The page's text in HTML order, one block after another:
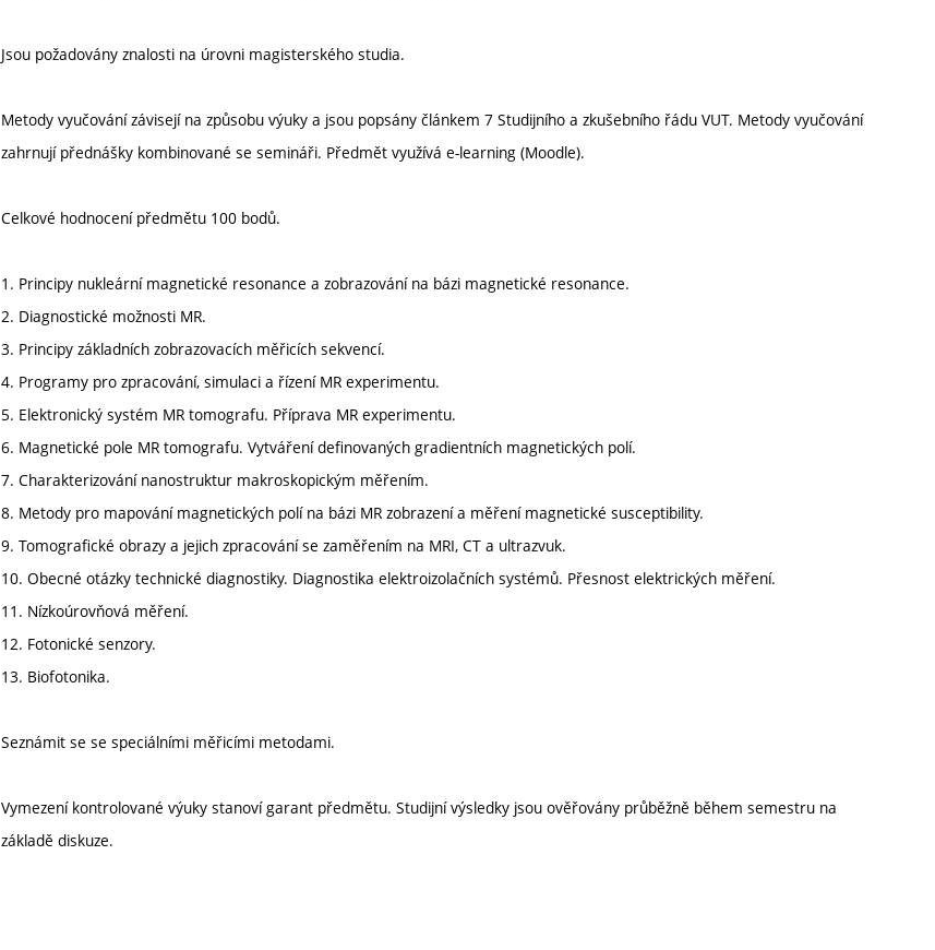
Jsou požadovány znalosti na úrovni magisterského studia.
Metody vyučování závisejí na způsobu výuky a jsou popsány článkem 7 Studijního a zkušebního řádu VUT. Metody vyučování
zahrnují přednášky kombinované se semináři. Předmět využívá e-learning (Moodle).
Celkové hodnocení předmětu 100 bodů.
1. Principy nukleární magnetické resonance a zobrazování na bázi magnetické resonance.
2. Diagnostické možnosti MR.
3. Principy základních zobrazovacích měřicích sekvencí.
4. Programy pro zpracování, simulaci a řízení MR experimentu.
5. Elektronický systém MR tomografu. Příprava MR experimentu.
6. Magnetické pole MR tomografu. Vytváření definovaných gradientních magnetických polí.
7. Charakterizování nanostruktur makroskopickým měřením.
8. Metody pro mapování magnetických polí na bázi MR zobrazení a měření magnetické susceptibility.
9. Tomografické obrazy a jejich zpracování se zaměřením na MRI, CT a ultrazvuk.
10. Obecné otázky technické diagnostiky. Diagnostika elektroizolačních systémů. Přesnost elektrických měření.
11. Nízkoúrovňová měření.
12. Fotonické senzory.
13. Biofotonika.
Seznámit se se speciálními měřicími metodami.
Vymezení kontrolované výuky stanoví garant předmětu. Studijní výsledky jsou ověřovány průběžně během semestru na
základě diskuze.